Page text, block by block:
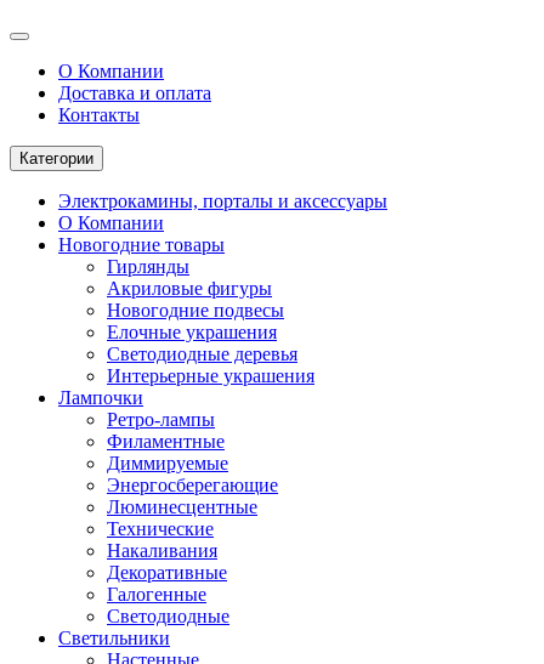
О Компании
Доставка и оплата
Контакты
Категории
Электрокамины, порталы и аксессуары
О Компании
Новогодние товары
Гирлянды
Акриловые фигуры
Новогодние подвесы
Елочные украшения
Светодиодные деревья
Интерьерные украшения
Лампочки
Ретро-лампы
Филаментные
Диммируемые
Энергосберегающие
Люминесцентные
Технические
Накаливания
Декоративные
Галогенные
Светодиодные
Светильники
Настенные